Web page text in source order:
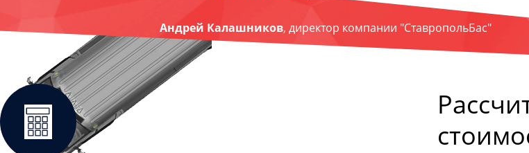
Андрей Калашников, директор компании "СтавропольБас"